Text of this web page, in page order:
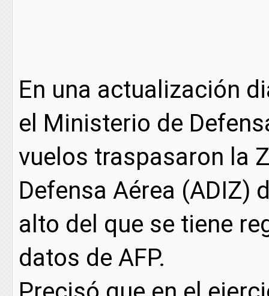
En una actualización
el Ministerio de
vuelos traspasaron la
Defensa Aérea (ADIZ)
alto del que se tiene
datos de AFP.